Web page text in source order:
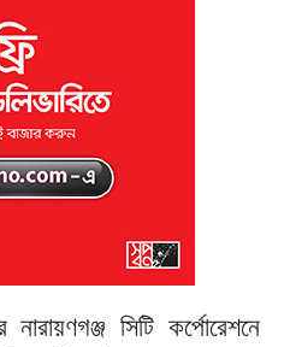
সিটি কর্পোরেশনে